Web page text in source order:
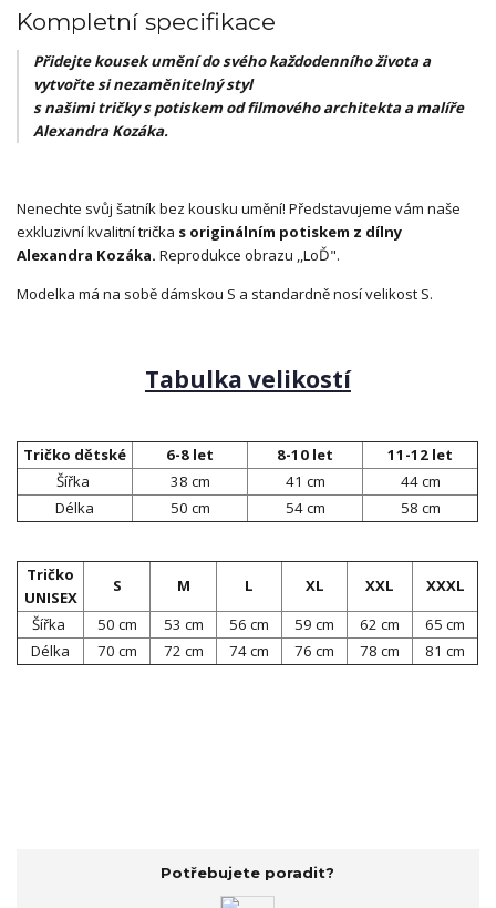
Kompletní specifikace
Přidejte kousek umění do svého každodenního života a
vytvořte si nezaměnitelný styl
s našimi tričky s potiskem od filmového architekta a malíře
Alexandra Kozáka.
Nenechte svůj šatník bez kousku umění! Představujeme vám naše
exkluzivní kvalitní trička s originálním potiskem z dílny
Alexandra Kozáka. Reprodukce obrazu ,,LoĎ".
Modelka má na sobě dámskou S a standardně nosí velikost S.
Tabulka velikostí
Tričko dětské 6-8 let 8-10 let
11-12 let
Šířka
38 cm 41 cm
44 cm
Délka
50 cm 54 cm 58 cm
Tričko
UNISEX
S M L XL XXL
XXXL
Šířka
50 cm 53 cm 56 cm 59 cm 62 cm
65 cm
Délka
70 cm 72 cm 74 cm 76 cm 78 cm 81 cm
Potřebujete poradit?